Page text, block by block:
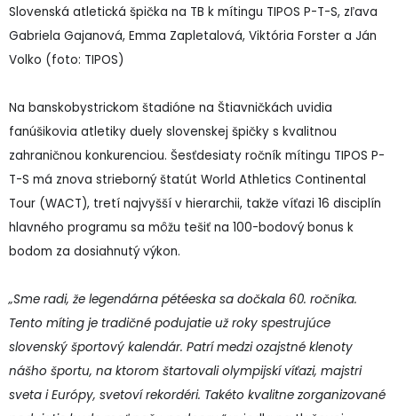
Slovenská atletická špička na TB k mítingu TIPOS P-T-S, zľava
Gabriela Gajanová, Emma Zapletalová, Viktória Forster a Ján
Volko (foto: TIPOS)
Na banskobystrickom štadióne na Štiavničkách uvidia
fanúšikovia atletiky duely slovenskej špičky s kvalitnou
zahraničnou konkurenciou. Šesťdesiaty ročník mítingu TIPOS P-
T-S má znova strieborný štatút World Athletics Continental
Tour (WACT), tretí najvyšší v hierarchii, takže víťazi 16 disciplín
hlavného programu sa môžu tešiť na 100-bodový bonus k
bodom za dosiahnutý výkon.
„Sme radi, že legendárna pétéeska sa dočkala 60. ročníka.
Tento míting je tradičné podujatie už roky spestrujúce
slovenský športový kalendár. Patrí medzi ozajstné klenoty
nášho športu, na ktorom štartovali olympijskí víťazi, majstri
sveta i Európy, svetoví rekordéri. Takéto kvalitne zorganizované